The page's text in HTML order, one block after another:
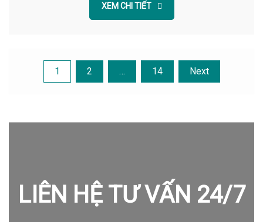
XEM CHI TIẾT
Posts
1 2 … 14 Next
LIÊN HỆ TƯ VẤN 24/7